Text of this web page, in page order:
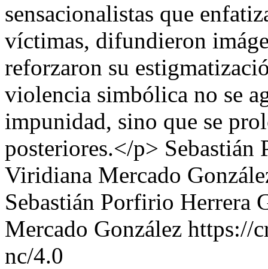
sensacionalistas que
víctimas, difundieron
reforzaron su
violencia simbólica no se
impunidad, sino que se
posteriores.</p> Sebastián
Viridiana Mercado
Sebastián Porfirio Herrera
Mercado González https://
nc/4.0